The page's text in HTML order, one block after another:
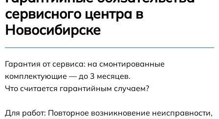
сервисного центра в
Новосибирске
Гарантия от сервиса: на смонтированные
комплектующие — до 3 месяцев.
Что считается гарантийным случаем?
Для работ: Повторное возникновение неисправности,